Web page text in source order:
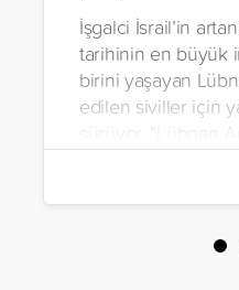
İşgalci İsrail’in
tarihinin en büyük
birini yaşayan
edilen siviller için
sürüyor. "Lübnan
kampanyası
devam eden İHH
2026 yılı
konteynerlik insani